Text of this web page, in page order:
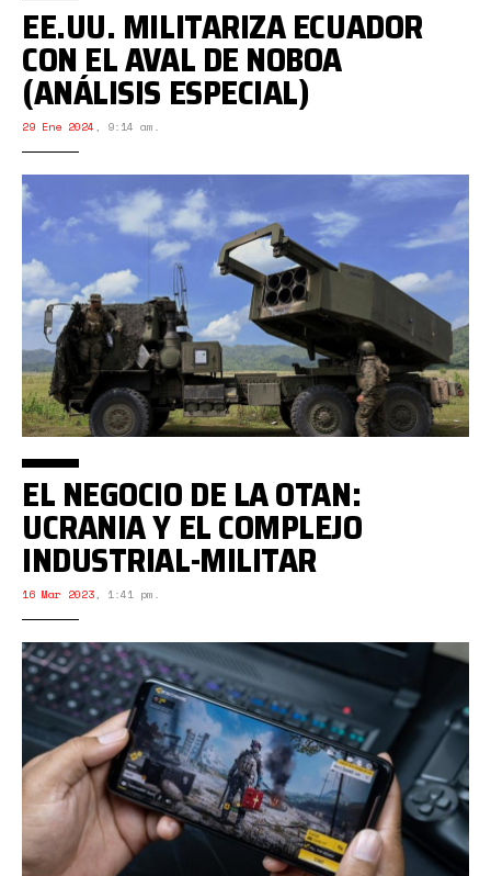
EE.UU. MILITARIZA ECUADOR
CON EL AVAL DE NOBOA
(ANÁLISIS ESPECIAL)
29 Ene 2024 , 9:14 am.
EL NEGOCIO DE LA OTAN:
UCRANIA Y EL COMPLEJO
INDUSTRIAL-MILITAR
16 Mar 2023, 1:41 pm.